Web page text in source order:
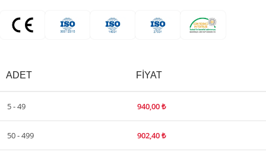
ADET FIYAT
5 - 49 940,00₺
50 - 499 902,40₺